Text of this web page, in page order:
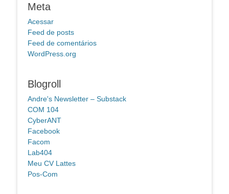
Meta
Acessar
Feed de posts
Feed de comentários
WordPress.org
Blogroll
Andre's Newsletter – Substack
COM 104
CyberANT
Facebook
Facom
Lab404
Meu CV Lattes
Pos-Com